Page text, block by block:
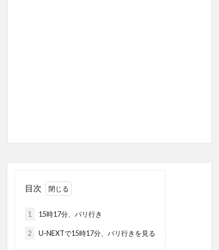
目次
1 15時17分、パリ行き
2 U-NEXTで15時17分、パリ行きを見る